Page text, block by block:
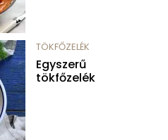
TÖKFŐZELÉK
Egyszerű
tökfőzelék